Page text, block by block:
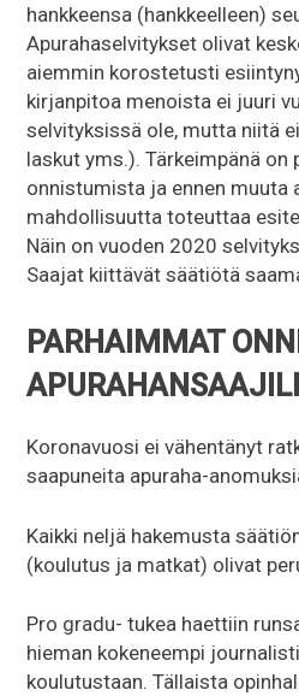
hankkeensa (hankkeelleen)
Apurahaselvitykset olivat
aiemmin korostetusti
kirjanpitoa menoista ei juuri
selvityksissä ole, mutta niitä
laskut yms.). Tärkeimpänä on
onnistumista ja ennen muuta
mahdollisuutta toteuttaa
Näin on vuoden 2020
Saajat kiittävät säätiötä
PARHAIMMAT
Koronavuosi ei vähentänyt
saapuneita apuraha-
Kaikki neljä hakemusta
(koulutus ja matkat) olivat
Pro gradu- tukea haettiin
hieman kokeneempi
koulutustaan. Tällaista